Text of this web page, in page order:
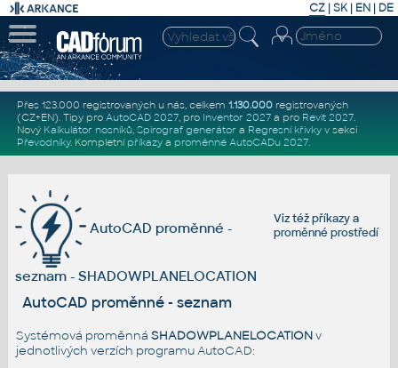
CZ | SK| EN | DE
Přes 123.000 registrovaných u nás, celkem 1.130.000registrovaných
(CZ+EN). Tipy pro AutoCAD 2027, pro Inventor 2027a pro Revit 2027.
Nový Kalkulátor nosníků, Spirograf generátor a Regresní křivkyv sekci
Převodníky. Kompletní příkazya proměnné AutoCADu 2027.
Viz téžpříkazya
proměnné prostředí
AutoCAD proměnné -
seznam - SHADOWPLANELOCATION
AutoCAD proměnné - seznam
Systémová proměnná SHADOWPLANELOCATIONv
jednotlivých verzích programu AutoCAD: